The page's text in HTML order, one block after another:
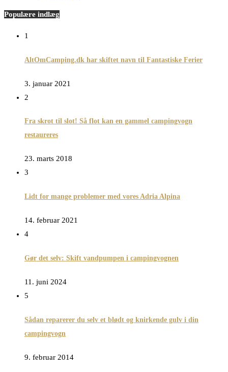
Populære indlæg
1
AltOmCamping.dk har skiftet navn til Fantastiske Ferier
3. januar 2021
2
Fra skrot til slot! Så flot kan en gammel campingvogn
restaureres
23. marts 2018
3
Lidt for mange problemer med vores Adria Alpina
14. februar 2021
4
Gør det selv: Skift vandpumpen i campingvognen
11. juni 2024
5
Sådan reparerer du selv et blødt og knirkende gulv i din
campingvogn
9. februar 2014